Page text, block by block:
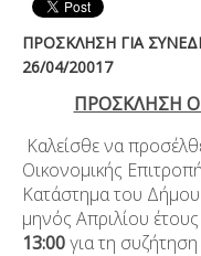
ΠΡΟΣΚΛΗΣΗ ΓΙΑ
26/04/20017
ΠΡΟΣΚΛΗΣΗ
Καλείσθε να
Οικονομικής
Κατάστημα του
μηνός Απριλίου
13:00για τη